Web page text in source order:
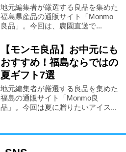
地元編集者が厳選する良品を集めた
福島県産品の通販サイト「Monmo
良品」。今回は、農園直送で...
【モンモ良品】お中元にも
おすすめ！福島ならではの
夏ギフト7選
地元編集者が厳選する良品を集めた
福島の通販サイト「Monmo良
品」。今回は夏に贈りたいアイス...